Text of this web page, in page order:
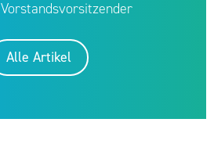
Vorstandsvorsitzender
Alle Artikel